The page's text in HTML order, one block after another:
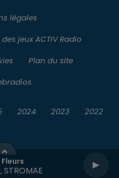
Fleurs
STROMAE
légales
jeux ACTIV Radio
Plan du site
2024 2023 2022